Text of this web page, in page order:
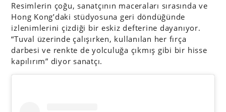
Resimlerin çoğu, sanatçının maceraları sırasında ve
Hong Kong’daki stüdyosuna geri döndüğünde
izlenimlerini çizdiği bir eskiz defterine dayanıyor.
“Tuval üzerinde çalışırken, kullanılan her fırça
darbesi ve renkte de yolculuğa çıkmış gibi bir hisse
kapılırım” diyor sanatçı.